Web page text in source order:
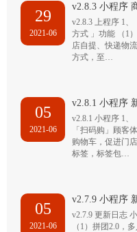
29
2021-06
v2.8.3 小程序
v2.8.3 上程序 1
方式 」功能 （1
店自提、快递物
方式，至…
05
2021-06
v2.8.1 小程序
v2.8.1 小程序 1、
「扫码购」顾客
购物车，促进门
标签，标签包…
05
2021-06
v2.7.9 小程序
v2.7.9 更新日志
（1）拼团2.0，